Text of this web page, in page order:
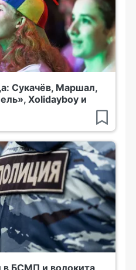
Сукачёв, Маршал,
Xolidayboy и
БСМП и волокита